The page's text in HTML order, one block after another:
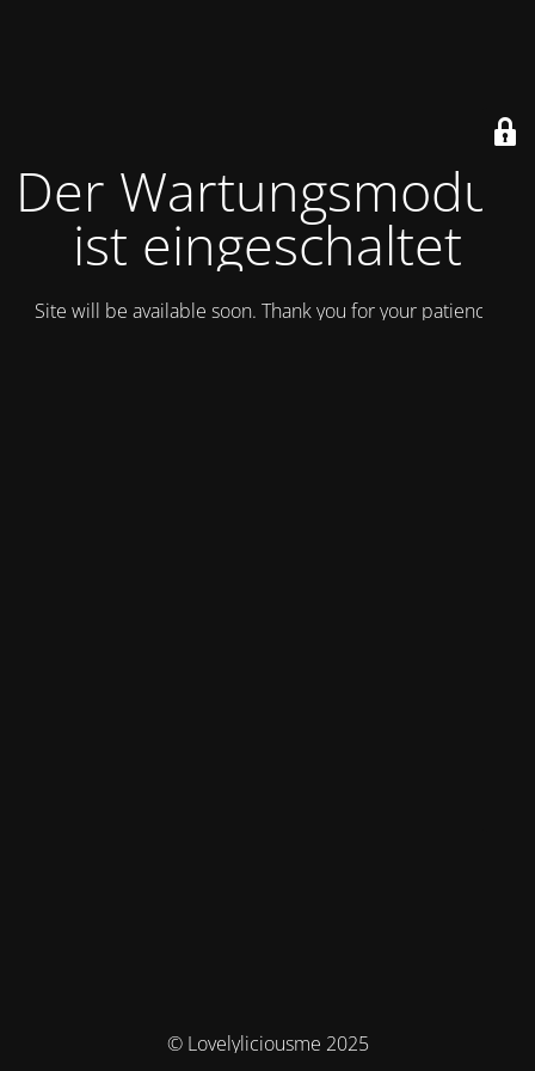
Der Wartungsmodus
ist eingeschaltet
Site will be available soon. Thank you for your patience!
© Lovelyliciousme 2025